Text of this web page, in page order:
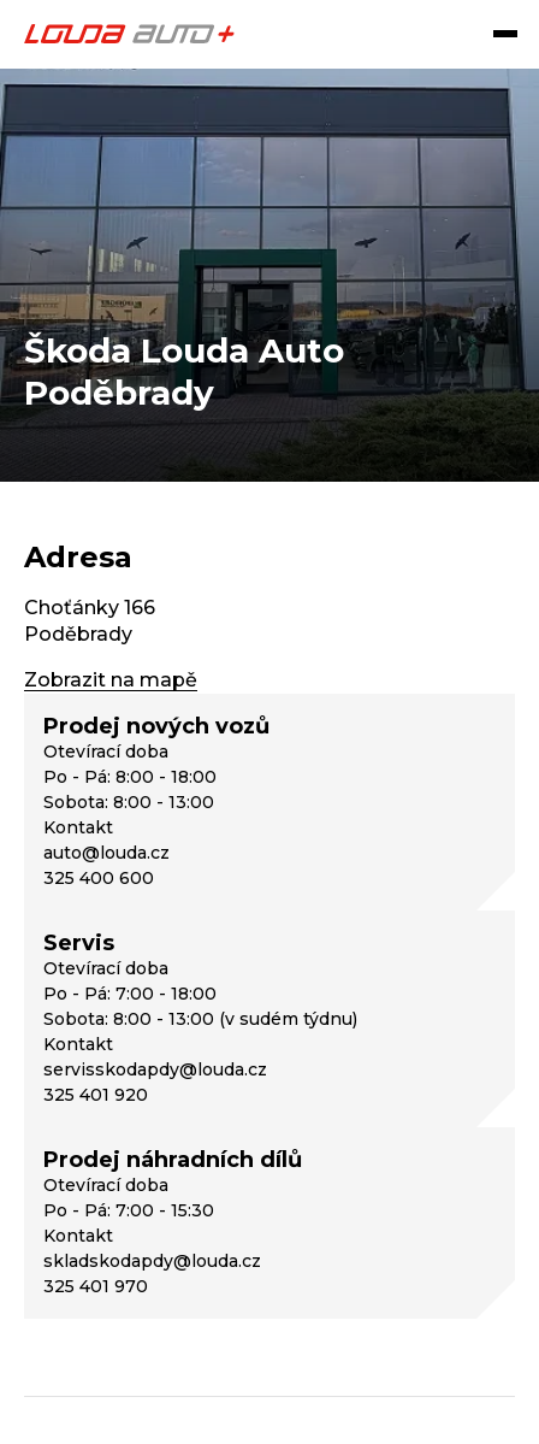
Škoda Louda Auto
Poděbrady
Adresa
Choťánky 166
Poděbrady
Zobrazit na mapě
Prodej nových vozů
Otevírací doba
Po - Pá: 8:00 - 18:00
Sobota: 8:00 - 13:00
Kontakt
auto@louda.cz
325 400 600
Servis
Otevírací doba
Po - Pá: 7:00 - 18:00
Sobota: 8:00 - 13:00 (v sudém týdnu)
Kontakt
servisskodapdy@louda.cz
325 401 920
Prodej náhradních dílů
Otevírací doba
Po - Pá: 7:00 - 15:30
Kontakt
skladskodapdy@louda.cz
325 401 970